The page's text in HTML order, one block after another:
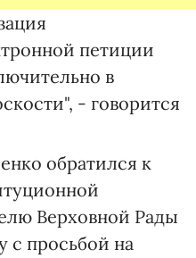
петиции
в
- говорится
обратился к
Верховной Рады
с просьбой на